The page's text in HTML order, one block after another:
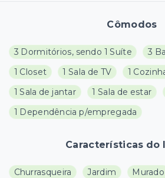
Cômodos
3 Dormitórios, sendo 1 Suíte 3
1 Closet
1 Sala de TV 1
1 Sala de jantar
1 Sala de estar
1 Dependência p/empregada
Características do
Churrasqueira Jardim Murado